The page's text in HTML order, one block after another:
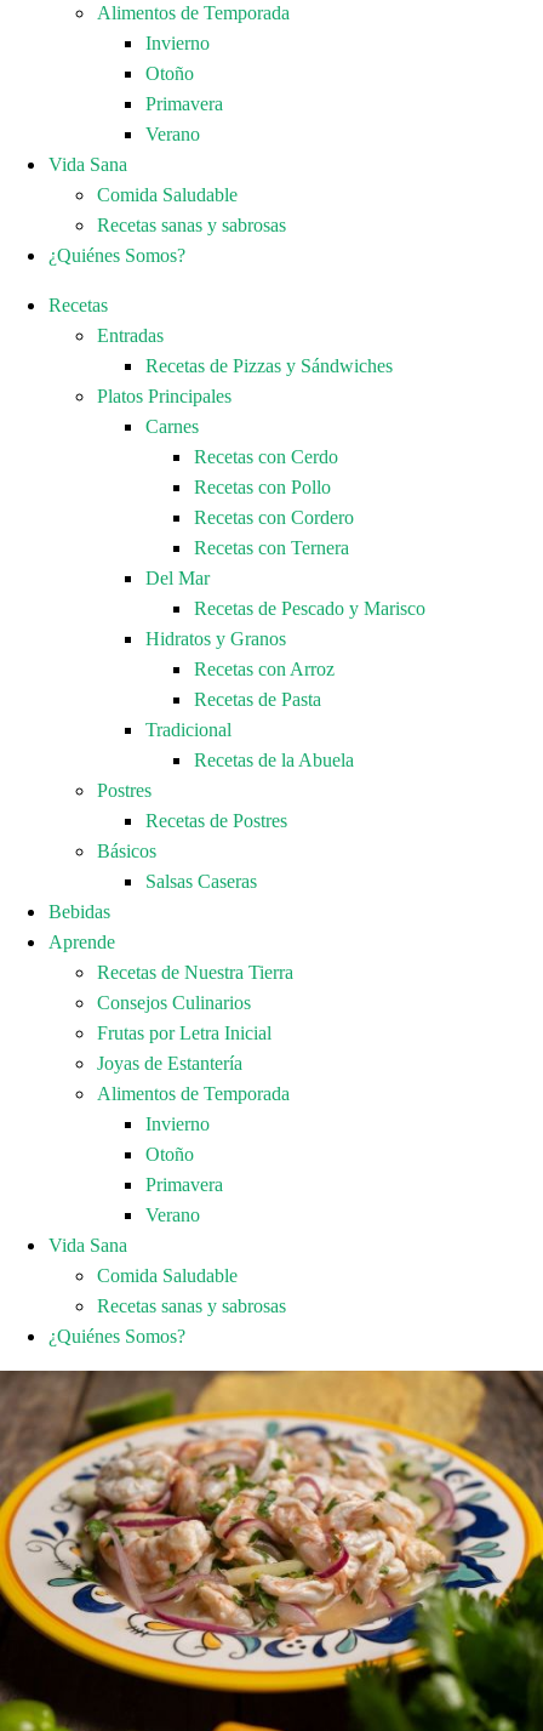
Alimentos de Temporada
Invierno
Otoño
Primavera
Verano
Vida Sana
Comida Saludable
Recetas sanas y sabrosas
¿Quiénes Somos?
Recetas
Entradas
Recetas de Pizzas y Sándwiches
Platos Principales
Carnes
Recetas con Cerdo
Recetas con Pollo
Recetas con Cordero
Recetas con Ternera
Del Mar
Recetas de Pescado y Marisco
Hidratos y Granos
Recetas con Arroz
Recetas de Pasta
Tradicional
Recetas de la Abuela
Postres
Recetas de Postres
Básicos
Salsas Caseras
Bebidas
Aprende
Recetas de Nuestra Tierra
Consejos Culinarios
Frutas por Letra Inicial
Joyas de Estantería
Alimentos de Temporada
Invierno
Otoño
Primavera
Verano
Vida Sana
Comida Saludable
Recetas sanas y sabrosas
¿Quiénes Somos?